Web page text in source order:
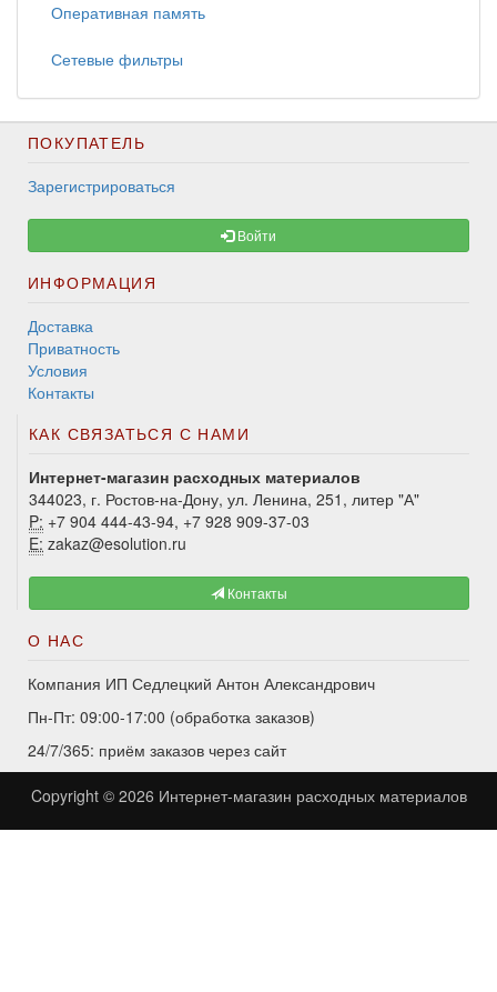
Оперативная память
Сетевые фильтры
ПОКУПАТЕЛЬ
Зарегистрироваться
Войти
ИНФОРМАЦИЯ
Доставка
Приватность
Условия
Контакты
КАК СВЯЗАТЬСЯ С НАМИ
Интернет-магазин расходных материалов
344023, г. Ростов-на-Дону, ул. Ленина, 251, литер "А"
P: +7 904 444-43-94, +7 928 909-37-03
E: zakaz@esolution.ru
Контакты
О НАС
Компания ИП Седлецкий Антон Александрович
Пн-Пт: 09:00-17:00 (обработка заказов)
24/7/365: приём заказов через сайт
Copyright © 2026 Интернет-магазин расходных материалов